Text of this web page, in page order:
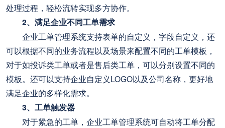
处理过程，轻松流转实现多方协作。
2、满足企业不同工单需求
企业工单管理系统支持表单的自定义，字段自定义，还
可以根据不同的业务流程以及场景来配置不同的工单模板，
对于如投诉类工单或者是售后类工单，可以分别设置不同的
模板。还可以支持企业自定义LOGO以及公司名称，更好地
满足企业的多样化需求。
3、工单触发器
对于紧急的工单，企业工单管理系统可自动将工单分配